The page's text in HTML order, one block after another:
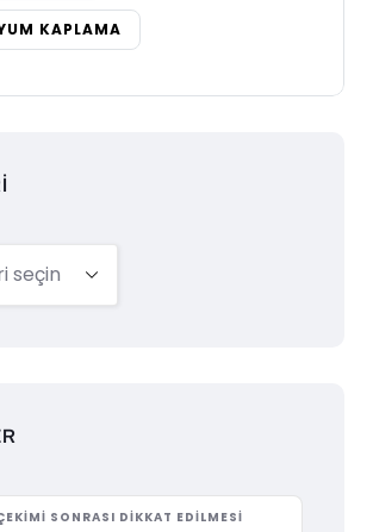
KAPLAMA
SONRASI DIKKAT EDILMESI